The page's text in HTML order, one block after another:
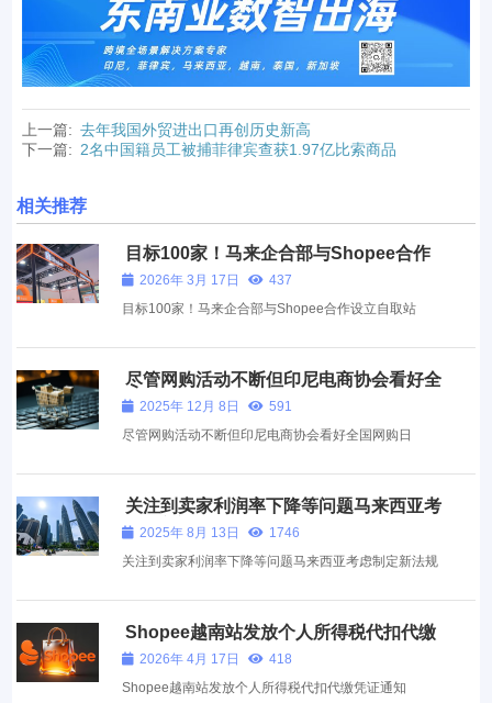
上一篇: 去年我国外贸进出口再创历史新高
下一篇: 2名中国籍员工被捕菲律宾查获1.97亿比索商品
相关推荐
目标100家！马来企合部与Shopee合作
设立自取站
2026年 3月 17日
437
目标100家！马来企合部与Shopee合作设立自取站
尽管网购活动不断但印尼电商协会看好全
国网购日
2025年 12月 8日
591
尽管网购活动不断但印尼电商协会看好全国网购日
关注到卖家利润率下降等问题马来西亚考
虑制定新法规
2025年 8月 13日
1746
关注到卖家利润率下降等问题马来西亚考虑制定新法规
Shopee越南站发放个人所得税代扣代缴
凭证通知
2026年 4月 17日
418
Shopee越南站发放个人所得税代扣代缴凭证通知